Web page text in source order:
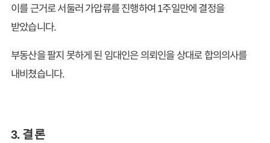
이를 근거로 서둘러 가압류를 진행하여 1주일만에 결정을
받았습니다.
부동산을 팔지 못하게 된 임대인은 의뢰인을 상대로 합의의사를
내비쳤습니다.
3. 결 론